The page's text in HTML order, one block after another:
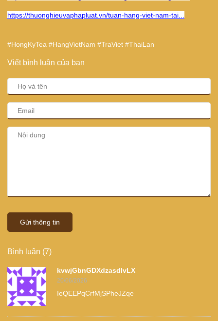
https://thuonghieuvaphapluat.vn/tuan-hang-viet-nam-tai...
#HongKyTea #HangVietNam #TraViet #ThaiLan
Viết bình luận của bạn
Gửi thông tin
Bình luận (7)
kvwjGbnGDXdzasdIvLX
20/06/2026
IeQEEPqCrfMjSPheJZqe